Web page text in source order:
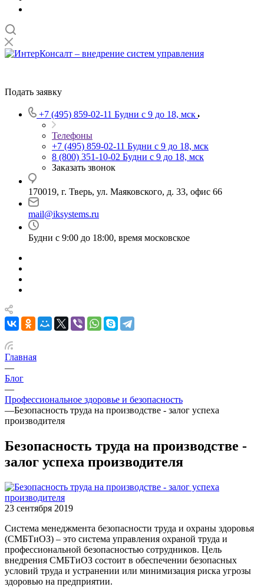
Подать заявку
+7 (495) 859-02-11 Будни с 9 до 18, мск
Телефоны
+7 (495) 859-02-11 Будни с 9 до 18, мск
8 (800) 351-10-02 Будни с 9 до 18, мск
Заказать звонок
170019, г. Тверь, ул. Маяковского, д. 33, офис 66
mail@iksystems.ru
Будни с 9:00 до 18:00, время московское
Главная
—
Блог
—
Профессиональное здоровье и безопасность
—Безопасность труда на производстве - залог успеха
производителя
Безопасность труда на производстве -
залог успеха производителя
23 сентября 2019
Система менеджмента безопасности труда и охраны здоровья
(СМБТиОЗ) – это система управления охраной труда и
профессиональной безопасностью сотрудников. Цель
внедрения СМБТиОЗ состоит в обеспечении безопасных
условий труда и устранении или минимизация риска угрозы
здоровью на предприятии.